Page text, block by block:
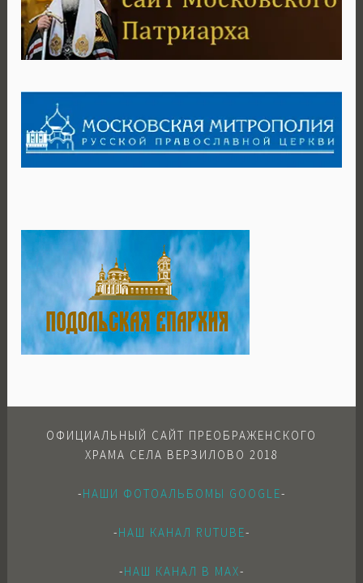
ОФИЦИАЛЬНЫЙ САЙТ ПРЕОБРАЖЕНСКОГО
ХРАМА СЕЛА ВЕРЗИЛОВО 2018
-НАШИ ФОТОАЛЬБОМЫ GOOGLE-
-НАШ КАНАЛ RUTUBE-
-НАШ КАНАЛ В МАХ-